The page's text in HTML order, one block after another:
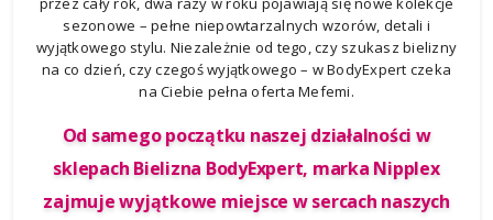
sezonowe – pełne niepowtarzalnych wzorów, detali i
wyjątkowego stylu. Niezależnie od tego, czy szukasz bielizny
na co dzień, czy czegoś wyjątkowego – w BodyExpert czeka
na Ciebie pełna oferta Mefemi.
Od samego początku naszej działalności w
sklepach Bielizna BodyExpert, marka Nipplex
zajmuje wyjątkowe miejsce w sercach naszych